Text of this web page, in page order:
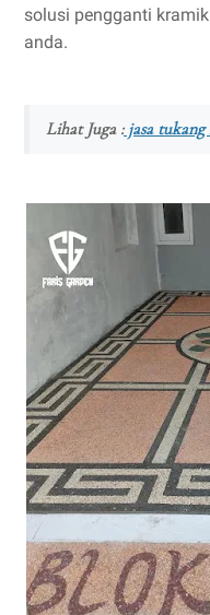
solusi pengganti
anda.
Lihat Juga :jasa tukang